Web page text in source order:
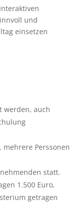
und
einsetzen
werden, auch
mehrere Perssonen
statt.
1.500 Euro,
getragen